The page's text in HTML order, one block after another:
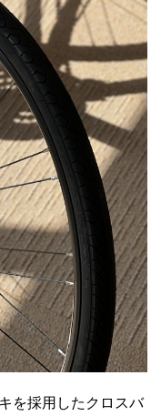
を採用したクロスバ